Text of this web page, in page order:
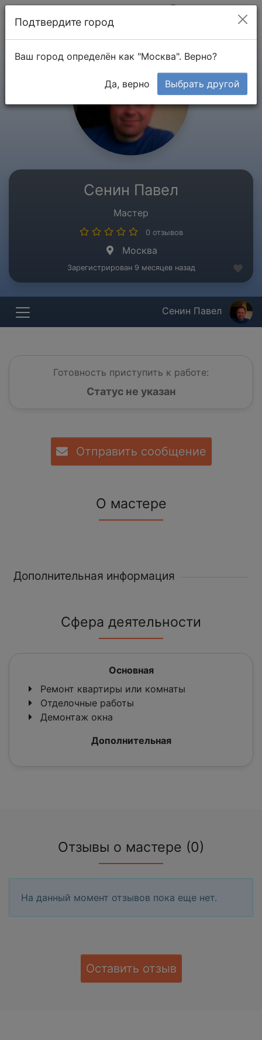
Сенин Павел
Мастер
0 отзывов
Москва
Зарегистрирован 9 месяцев назад
Сенин Павел
Готовность приступить к работе:
Статус не указан
Отправить сообщение
О мастере
Дополнительная информация
Сфера деятельности
Основная
Ремонт квартиры или комнаты
Отделочные работы
Демонтаж окна
Дополнительная
Отзывы о мастере (0)
На данный момент отзывов пока еще нет.
Оставить отзыв
Подтвердите город
Ваш город определён как "Москва". Верно?
Да, верно Выбрать другой